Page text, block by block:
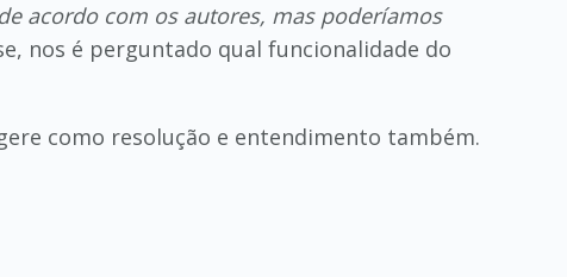
acordo com os autores, mas poderíamos
nos é perguntado qual funcionalidade do
como resolução e entendimento também.